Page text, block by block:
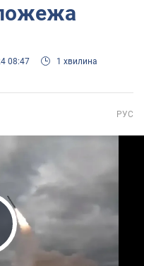
08:47
1 хвилина
РУС
Video